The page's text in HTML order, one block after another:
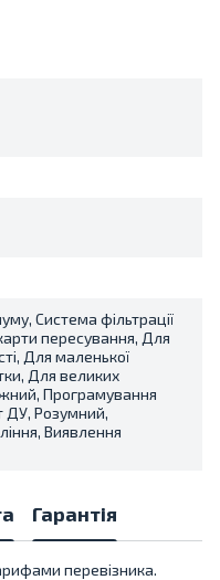
Система фільтрації
пересування, Для
Для маленької
Для великих
Програмування
ДУ, Розумний,
Виявлення
Гарантія
перевізника.